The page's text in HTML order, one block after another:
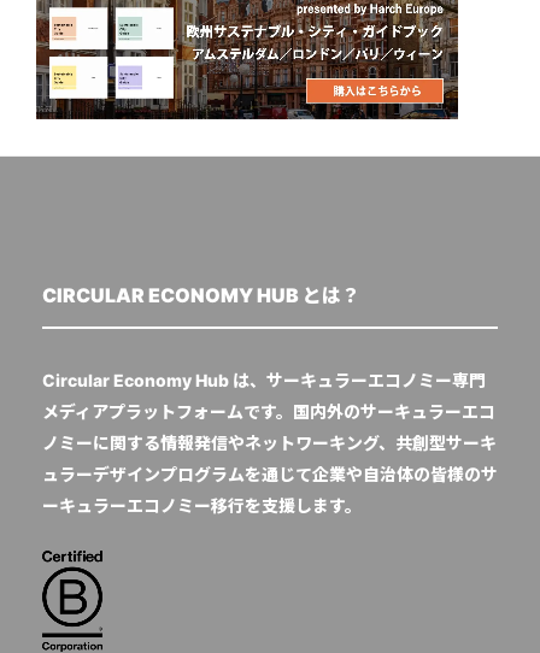
CIRCULAR ECONOMY HUB とは？
Circular Economy Hub は、サーキュラーエコノミー専門
メディアプラットフォームです。国内外のサーキュラーエコ
ノミーに関する情報発信やネットワーキング、共創型サーキ
ュラーデザインプログラムを通じて企業や自治体の皆様のサ
ーキュラーエコノミー移行を支援します。